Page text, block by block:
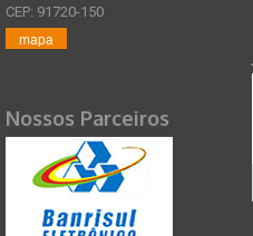
CEP: 91720-150
mapa
Nossos Parceiros